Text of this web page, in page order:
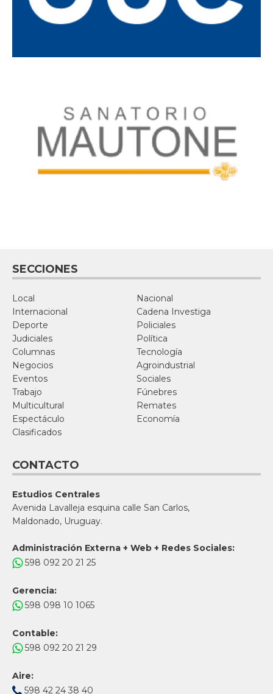
SECCIONES
Local
Nacional
Internacional
Cadena Investiga
Deporte
Policiales
Judiciales
Política
Columnas
Tecnología
Negocios
Agroindustrial
Eventos
Sociales
Trabajo
Fúnebres
Multicultural
Remates
Espectáculo
Economía
Clasificados
CONTACTO
Estudios Centrales
Avenida Lavalleja esquina calle San Carlos,
Maldonado, Uruguay.
Administración Externa + Web + Redes Sociales:
598 092 20 21 25
Gerencia:
598 098 10 1065
Contable:
598 092 20 21 29
Aire:
598 42 24 38 40